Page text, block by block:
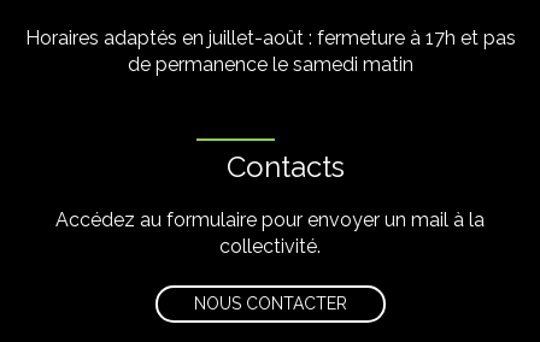
Horaires adaptés en juillet-août : fermeture à 17h et pas
de permanence le samedi matin
Contacts
Accédez au formulaire pour envoyer un mail à la
collectivité.
NOUS CONTACTER